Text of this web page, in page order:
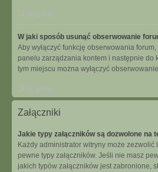
Na górę
W jaki sposób usunąć obserwowanie
Aby wyłączyć funkcję obserwowania
panelu zarządzania kontem i następnie do
tym miejscu można wyłączyć
Na górę
Załączniki
Jakie typy załączników są dozwolone na
Każdy administrator witryny może
pewne typy załączników. Jeśli nie masz
jakich typów załączników jest zabronione,